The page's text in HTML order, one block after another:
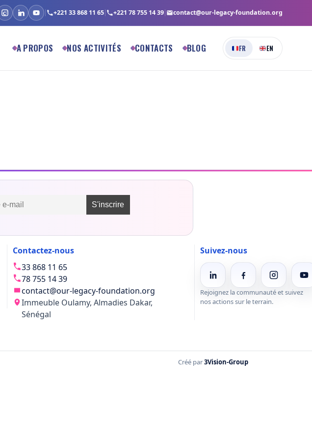
+221 33 868 11 65 +221 78 755 14 39 contact@our-legacy-foundation.org
A PROPOS NOS ACTIVITÉS CONTACTS BLOG FR EN
Contactez-nous
33 868 11 65
78 755 14 39
contact@our-legacy-foundation.org
Immeuble Oulamy, Almadies Dakar,
Sénégal
Suivez-nous
Rejoignez la communauté et suivez
nos actions sur le terrain.
Créé par3Vision-Group